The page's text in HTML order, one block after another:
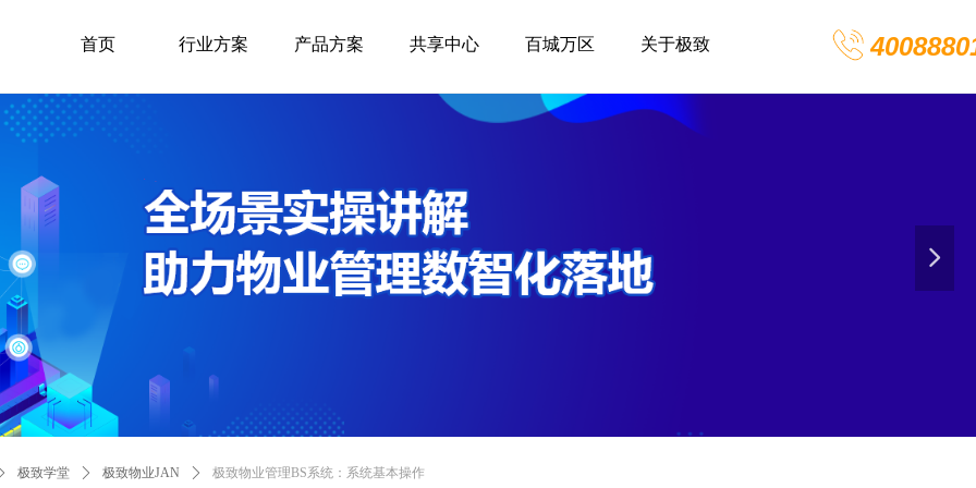
首页 行业方案 产品方案 共享中心 百城万区 关于极致
넲
极致学堂 ꄲ 极致物业JAN ꄲ 极致物业管理BS系统：系统基本操作